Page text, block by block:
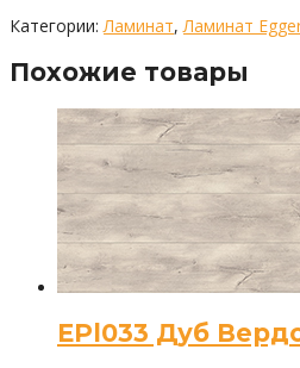
Категории:Ламинат,Ламинат
Похожие товары
EPl033 Дуб